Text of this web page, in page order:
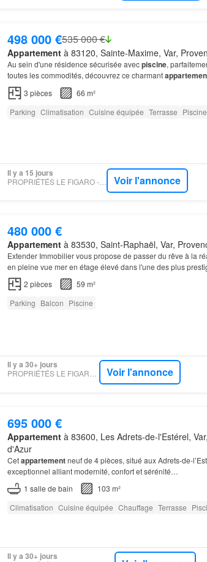
498 000 €535 000 €
Appartementà 83120, Sainte-Maxime, Var,
Au sein d'une résidence sécurisée avecpiscine,
toutes les commodités, découvrez ce charmant
3 pièces
66 m²
Parking Climatisation Cuisine équipée Terrasse Piscine
Il y a 15 jours
PROPRIÉTÉS LE FIGARO - GRIMAUD IMMO Voir l'annonce
480 000 €
Appartementà 83530, Saint-Raphaël, Var,
Extender Immobilier vous propose de passer du rêve à la
en pleine vue mer en étage élevé dans l'une des plus
résidence entièrement rénovée en 2013 face à la mer pro…
2 pièces
59 m²
Parking Balcon Piscine
Il y a 30+ jours
Voir l'annonce
695 000 €
Appartementà 83600, Les Adrets-de-l'Estérel,
d'Azur
Cetappartementneuf de 4 pièces, situé aux Adrets-de-
exceptionnel alliant modernité, confort et sérénité…
1 salle de bain
103 m²
Climatisation Cuisine équipée Chauffage Terrasse
Il y a 30+ jours